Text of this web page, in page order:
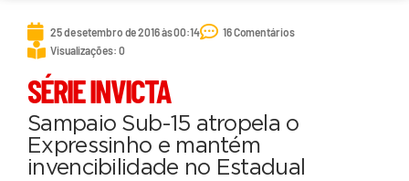
25 de setembro de 2016 às 00:14
16 Comentários
Visualizações: 0
SÉRIE INVICTA
Sampaio Sub-15 atropela o
Expressinho e mantém
invencibilidade no Estadual